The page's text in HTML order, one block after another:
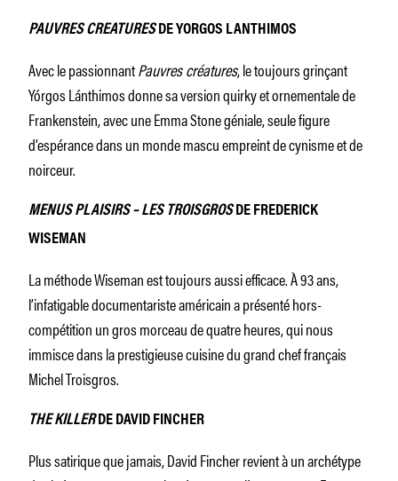
PAUVRES CREATURESDE YORGOS LANTHIMOS
Avec le passionnantPauvres créatures, le toujours grinçant
Yórgos Lánthimos donne sa version quirky et ornementale de
Frankenstein, avec une Emma Stone géniale, seule figure
d’espérance dans un monde mascu empreint de cynisme et de
noirceur.
MENUS PLAISIRS – LES TROISGROSDE FREDERICK
WISEMAN
La méthode Wiseman est toujours aussi efficace. À 93 ans,
l’infatigable documentariste américain a présenté hors-
compétition un gros morceau de quatre heures, qui nous
immisce dans la prestigieuse cuisine du grand chef français
Michel Troisgros.
THE KILLERDE DAVID FINCHER
Plus satirique que jamais, David Fincher revient à un archétype